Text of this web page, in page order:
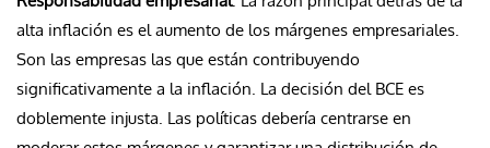
alta inflación es el aumento de los márgenes empresariales.
Son las empresas las que están contribuyendo
significativamente a la inflación. La decisión del BCE es
doblemente injusta. Las políticas debería centrarse en